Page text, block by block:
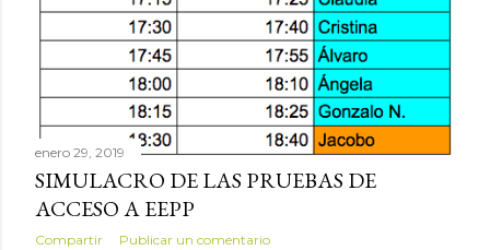
s
enero 29, 2019
SIMULACRO DE LAS PRUEBAS DE
ACCESO A EEPP
Compartir Publicar un comentario